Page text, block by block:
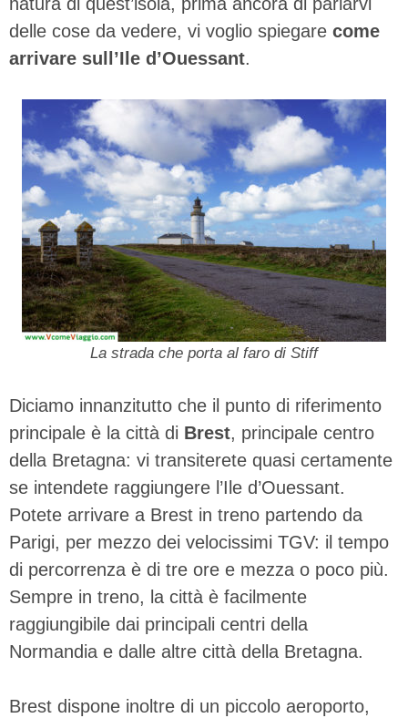
delle cose da vedere, vi voglio spiegare come
arrivare sull’Ile d’Ouessant.
La strada che porta al faro di Stiff
Diciamo innanzitutto che il punto di riferimento
principale è la città di Brest, principale centro
della Bretagna: vi transiterete quasi certamente
se intendete raggiungere l’Ile d’Ouessant.
Potete arrivare a Brest in treno partendo da
Parigi, per mezzo dei velocissimi TGV: il tempo
di percorrenza è di tre ore e mezza o poco più.
Sempre in treno, la città è facilmente
raggiungibile dai principali centri della
Normandia e dalle altre città della Bretagna.
Brest dispone inoltre di un piccolo aeroporto,